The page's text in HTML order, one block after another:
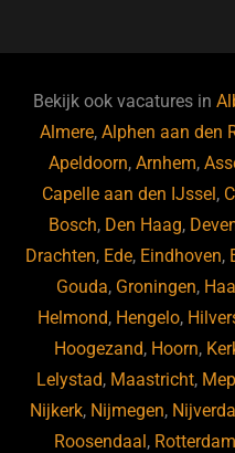
b
o
o
k
ky dI
n
Bekijk ook vacatures in
Almere,Alphen aan den
Apeldoorn,Arnhem,
Capelle aan den IJssel ,
Bosch, Den Haag,
Drachten, Ede, Eindhoven,
Gouda, Groningen,
Helmond, Hengelo,
Hoogezand, Hoorn,
Lelystad, Maastricht,
Nijkerk, Nijmegen, Nijverdal
Roosendaal , Rotterdam